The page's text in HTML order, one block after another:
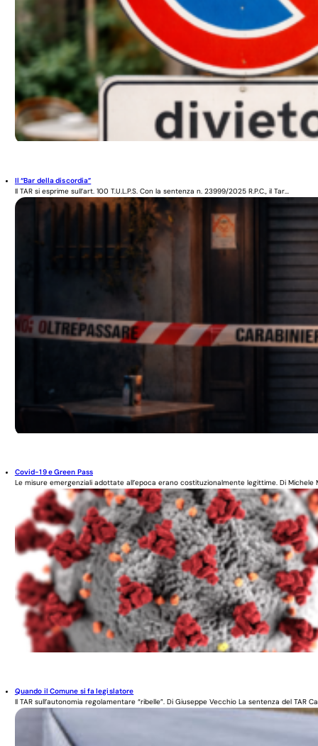
Il “Bar della discordia”
Il TAR si esprime sull’art. 100 T.U.L.P.S. Con la sentenza n. 23999/2025 R.P.C., il Tar...
Covid-19 e Green Pass
Le misure emergenziali adottate all’epoca erano costituzionalmente legittime. Di Michele
Quando il Comune si fa legislatore
Il TAR sull’autonomia regolamentare “ribelle”. Di Giuseppe Vecchio La sentenza del TAR